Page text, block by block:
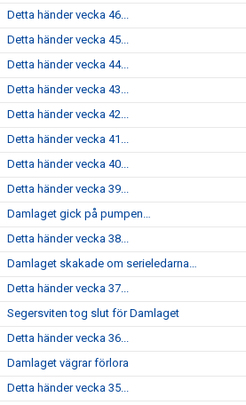
Detta händer vecka 46...
Detta händer vecka 45...
Detta händer vecka 44...
Detta händer vecka 43...
Detta händer vecka 42...
Detta händer vecka 41...
Detta händer vecka 40...
Detta händer vecka 39...
Damlaget gick på pumpen…
Detta händer vecka 38...
Damlaget skakade om serieledarna…
Detta händer vecka 37...
Segersviten tog slut för Damlaget
Detta händer vecka 36...
Damlaget vägrar förlora
Detta händer vecka 35...